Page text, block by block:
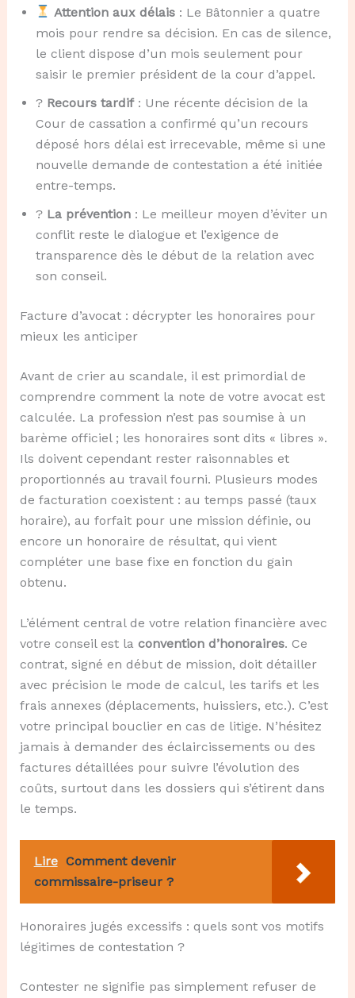
Attention aux délais: Le Bâtonnier a quatre
mois pour rendre sa décision. En cas de silence,
le client dispose d’un mois seulement pour
saisir le premier président de la cour d’appel.
? Recours tardif: Une récente décision de la
Cour de cassation a confirmé qu’un recours
déposé hors délai est irrecevable, même si une
nouvelle demande de contestation a été initiée
entre-temps.
? La prévention: Le meilleur moyen d’éviter un
conflit reste le dialogue et l’exigence de
transparence dès le début de la relation avec
son conseil.
Facture d’avocat : décrypter les honoraires pour
mieux les anticiper
Avant de crier au scandale, il est primordial de
comprendre comment la note de votre avocat est
calculée. La profession n’est pas soumise à un
barème officiel ; les honoraires sont dits « libres ».
Ils doivent cependant rester raisonnables et
proportionnés au travail fourni. Plusieurs modes
de facturation coexistent : au temps passé (taux
horaire), au forfait pour une mission définie, ou
encore un honoraire de résultat, qui vient
compléter une base fixe en fonction du gain
obtenu.
L’élément central de votre relation financière avec
votre conseil est la convention d’honoraires. Ce
contrat, signé en début de mission, doit détailler
avec précision le mode de calcul, les tarifs et les
frais annexes (déplacements, huissiers, etc.). C’est
votre principal bouclier en cas de litige. N’hésitez
jamais à demander des éclaircissements ou des
factures détaillées pour suivre l’évolution des
coûts, surtout dans les dossiers qui s’étirent dans
le temps.
Lire Comment devenir
commissaire-priseur ?
Honoraires jugés excessifs : quels sont vos motifs
légitimes de contestation ?
Contester ne signifie pas simplement refuser de